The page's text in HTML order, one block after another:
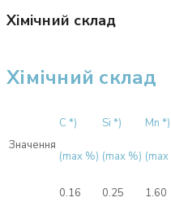
Хімічний склад
Хімічний склад
Значення
C *)
(max %)
Si *)
(max %)
Mn *)
0.16 0.25 1.60